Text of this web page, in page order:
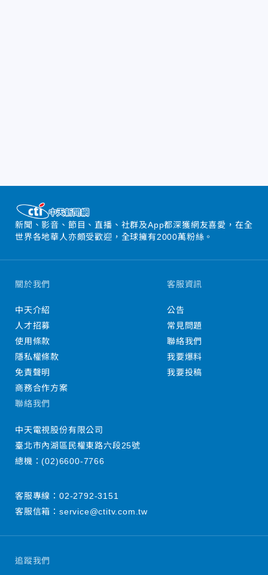
新聞、影音、節目、直播、社群及App都深獲網友喜愛，在全
世界各地華人亦頗受歡迎，全球擁有2000萬粉絲。
追蹤我們
關於我們
中天介紹
人才招募
使用條款
隱私權條款
免責聲明
商務合作方案
客服資訊
公告
常見問題
聯絡我們
我要爆料
我要投稿
聯絡我們
中天電視股份有限公司
臺北市內湖區民權東路六段25號
總機：(02)6600-7766
客服專線： 02-2792-3151
客服信箱： service@ctitv.com.tw